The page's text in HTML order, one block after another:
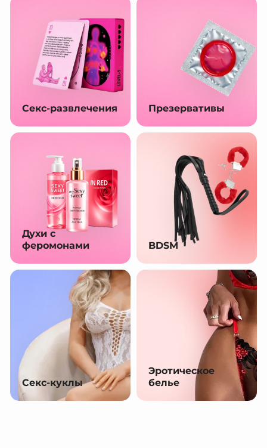
Секс-развлечения Презервативы
Духи с
феромонами
BDSM
Секс-куклы
Эротическое
белье